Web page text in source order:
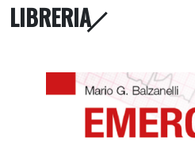
LIBRERIA